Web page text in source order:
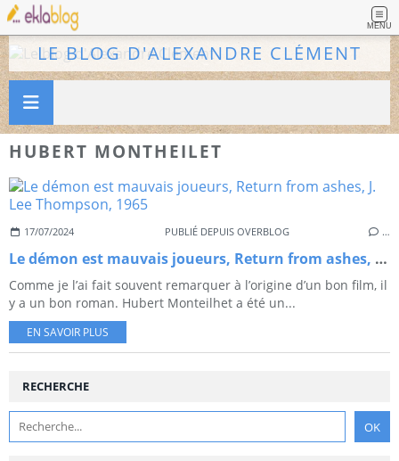
MENU
LE BLOG D'ALEXANDRE CLÉMENT
HUBERT MONTHEILET
17/07/2024 PUBLIÉ DEPUIS OVERBLOG …
Le démon est mauvais joueurs, Return from ashes, J. Lee Thompson, 1965
Comme je l’ai fait souvent remarquer à l’origine d’un bon film, il
y a un bon roman. Hubert Monteilhet a été un...
EN SAVOIR PLUS
RECHERCHE